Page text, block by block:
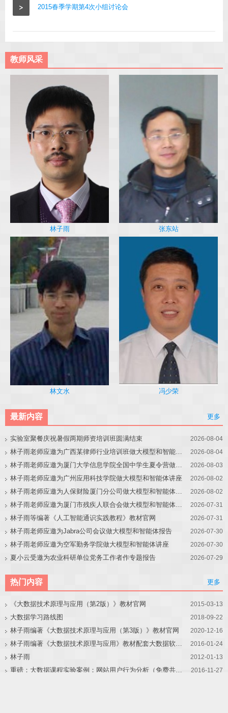
> 2015春季学期第4次小组讨论会
教师风采
林子雨 张东站
林文水 冯少荣
最新内容 更多
实验室聚餐庆祝暑假两期师资培训班圆满结束 2026-08-04
林子雨老师应邀为广西某律师行业培训班做大模型和智能体讲座 2026-08-04
林子雨老师应邀为厦门大学信息学院全国中学生夏令营做大模型讲座 2026-08-03
林子雨老师应邀为广州应用科技学院做大模型和智能体讲座 2026-08-02
林子雨老师应邀为人保财险厦门分公司做大模型和智能体讲座 2026-08-02
林子雨老师应邀为厦门市残疾人联合会做大模型和智能体讲座 2026-07-31
林子雨等编著《人工智能通识实践教程》教材官网 2026-07-31
林子雨老师应邀为Jabra公司会议做大模型和智能体报告 2026-07-30
林子雨老师应邀为空军勤务学院做大模型和智能体讲座 2026-07-30
夏小云受邀为农业科研单位党务工作者作专题报告 2026-07-29
热门内容 更多
《大数据技术原理与应用（第2版）》教材官网 2015-03-13
大数据学习路线图 2018-09-22
林子雨编著《大数据技术原理与应用（第3版）》教材官网 2020-12-16
林子雨编著《大数据技术原理与应用》教材配套大数据软件安装和编程实践指南 2016-01-24
林子雨 2012-01-13
重磅：大数据课程实验案例：网站用户行为分析（免费共享） 2016-11-27